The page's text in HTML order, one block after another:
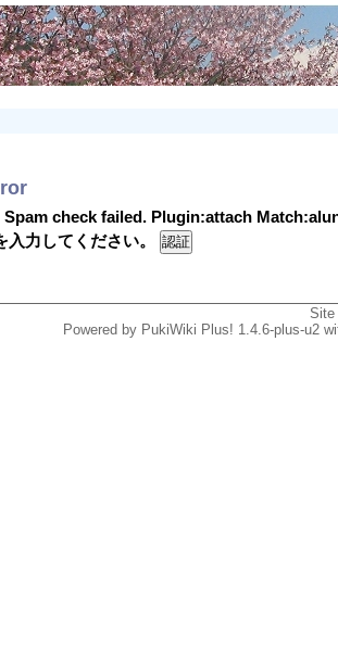
Spam check failed. Plugin:attach
入力してください。
Powered by PukiWiki Plus! 1.4.6-plus-u2